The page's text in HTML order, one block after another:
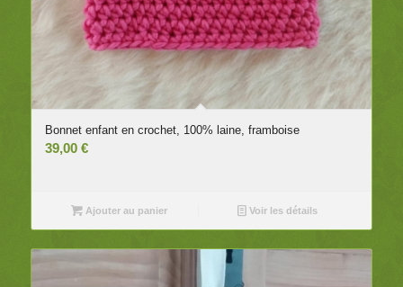
Bonnet enfant en crochet, 100% laine, framboise
39,00 €
Ajouter au panier Voir les détails